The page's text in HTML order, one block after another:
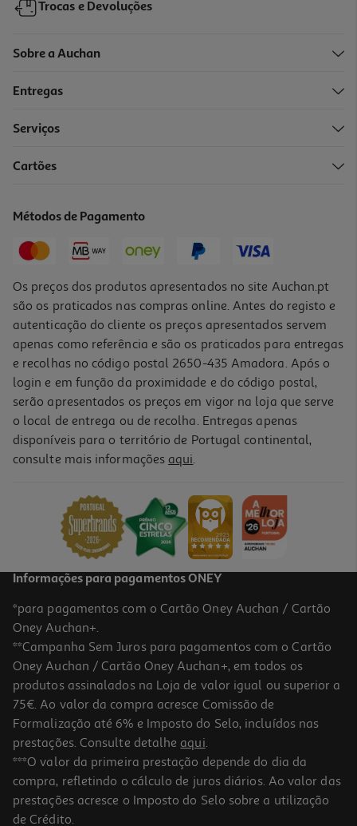
Vinho Tinto Almeida Garrett Beiras 0.75l
Vinho Tinto Marquês De Belmonte Beira Interior 0.75l
7.32 €/Lt
5,49 €
Trocas e Devoluções
Sobre a Auchan
Entregas
Serviços
Cartões
Métodos de Pagamento
Os preços dos produtos apresentados no site Auchan.pt
são os praticados nas compras online. Antes do registo e
autenticação do cliente os preços apresentados servem
apenas como referência e são os praticados para entregas
e recolhas no código postal 2650-435 Amadora. Após o
login e em função da proximidade e do código postal,
serão apresentados os preços em vigor na loja que serve
o local de entrega ou de recolha. Entregas apenas
disponíveis para o território de Portugal continental,
consulte mais informações aqui.
Informações para pagamentos ONEY
*para pagamentos com o Cartão Oney Auchan / Cartão
Oney Auchan+.
**Campanha Sem Juros para pagamentos com o Cartão
Oney Auchan / Cartão Oney Auchan+, em todos os
produtos assinalados na Loja de valor igual ou superior a
75€. Ao valor da compra acresce Comissão de
Formalização até 6% e Imposto do Selo, incluídos nas
prestações. Consulte detalhe aqui.
***O valor da primeira prestação depende do dia da
compra, refletindo o cálculo de juros diários. Ao valor das
prestações acresce o Imposto do Selo sobre a utilização
de Crédito.